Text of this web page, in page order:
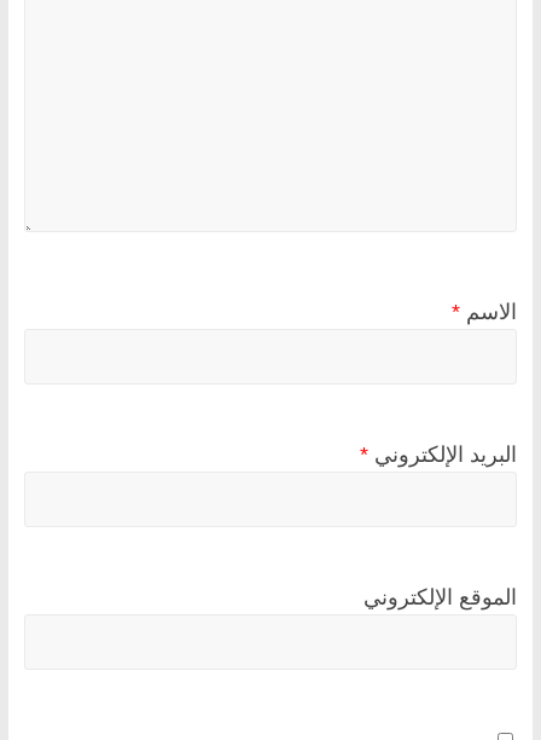
الاسم *
البريد الإلكتروني *
الموقع الإلكتروني